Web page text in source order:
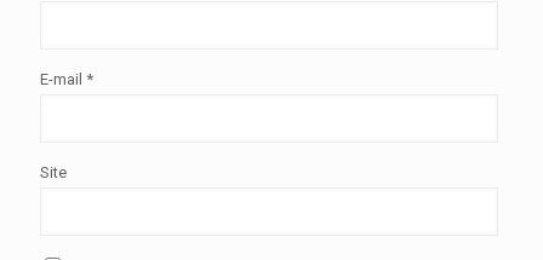
E-mail *
Site